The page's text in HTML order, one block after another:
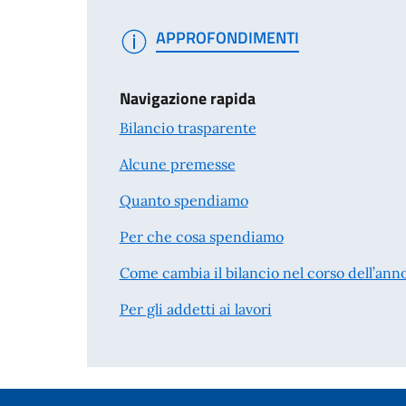
APPROFONDIMENTI
Navigazione rapida
Bilancio trasparente
Alcune premesse
Quanto spendiamo
Per che cosa spendiamo
Come cambia il bilancio nel corso
Per gli addetti ai lavori